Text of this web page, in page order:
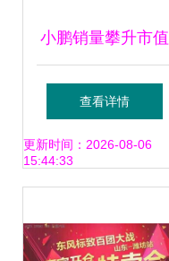
小鹏销量攀升市值
超越上汽，为何仍
不挣钱？新车卖买
查看详情
更新时间：2026-08-06
15:44:33